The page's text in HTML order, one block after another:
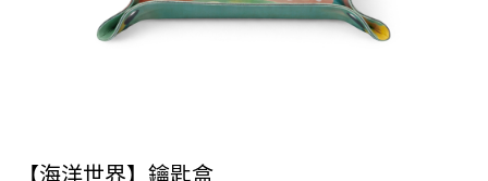
【海洋世界】鑰匙盒